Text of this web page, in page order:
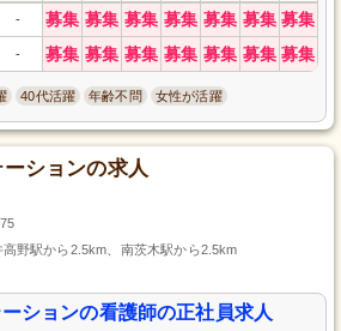
- 募集 募集 募集 募集 募集 募集 募集
- 募集 募集 募集 募集 募集 募集 募集
40代活躍 年齢不問 女性が活躍
ションの求人
野駅から2.5km、南茨木駅から2.5km
ションの看護師の正社員求人